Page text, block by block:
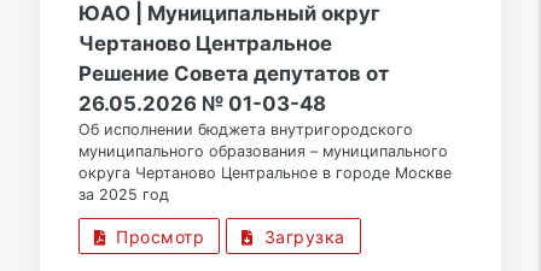
ЮАО | Муниципальный округ
Чертаново Центральное
Решение Совета депутатов от
26.05.2026 № 01-03-48
Об исполнении бюджета внутригородского
муниципального образования – муниципального
округа Чертаново Центральное в городе Москве
за 2025 год
Просмотр Загрузка